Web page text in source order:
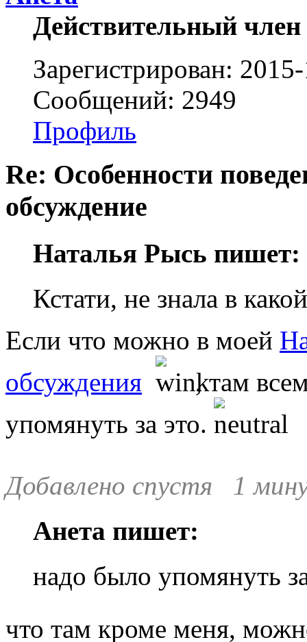
Действительный член
Зарегистрирован:
Сообщений: 2949
Профиль
Re: Особенности
обсуждение
Наталья Рысь пишет:
Кстати, не знала в
Если что можно в моей
обсуждения
, там
упомянуть за это.
Добавлено спустя 1
Анета пишет:
надо было упомянуть
что там кроме меня,